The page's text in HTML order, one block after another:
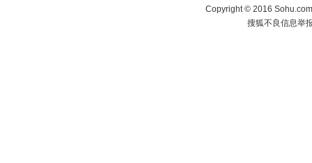
Copyright©2016
搜狐不良信息举